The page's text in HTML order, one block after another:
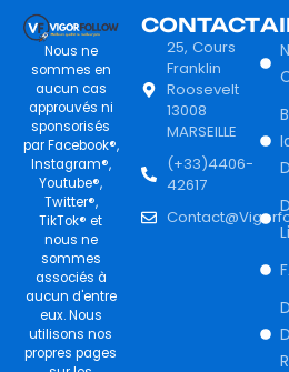
Nous ne
sommes en
aucun cas
approuvés ni
sponsorisés
par Facebook®,
Instagram®,
Youtube®,
Twitter®,
TikTok® et
nous ne
sommes
associés à
aucun d'entre
eux. Nous
utilisons nos
propres pages
CONTACT
25, Cours
Franklin
Roosevelt
13008
MARSEILLE
(+33)4406-
42617